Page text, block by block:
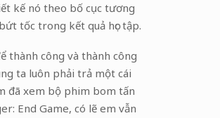
kế nó theo bố cục tương
tốc trong kết quả học tập.
thành công và thành công
ta luôn phải trả một cái
đã xem bộ phim bom tấn
End Game, có lẽ em vẫn